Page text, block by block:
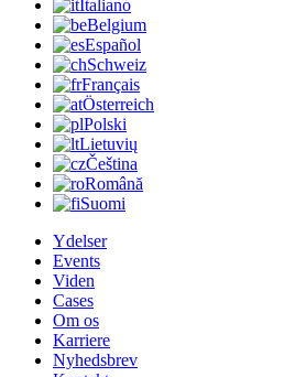
Italiano
Belgium
Español
Schweiz
Français
Österreich
Polski
Lietuvių
Čeština
Română
Suomi
Ydelser
Events
Viden
Cases
Om os
Karriere
Nyhedsbrev